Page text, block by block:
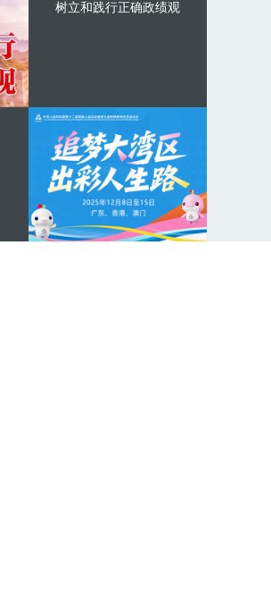
树立和践行正确政绩观